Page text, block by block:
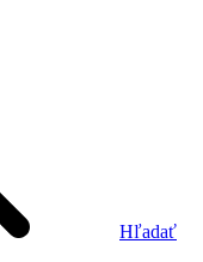
Hľadať